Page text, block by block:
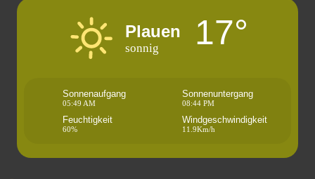
Plauen
sonnig 17°
Sonnenaufgang
05:49 AM
Sonnenuntergang
08:44 PM
Feuchtigkeit
60%
Windgeschwindigkeit
11.9Km/h